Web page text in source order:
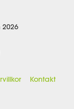
Kontakt